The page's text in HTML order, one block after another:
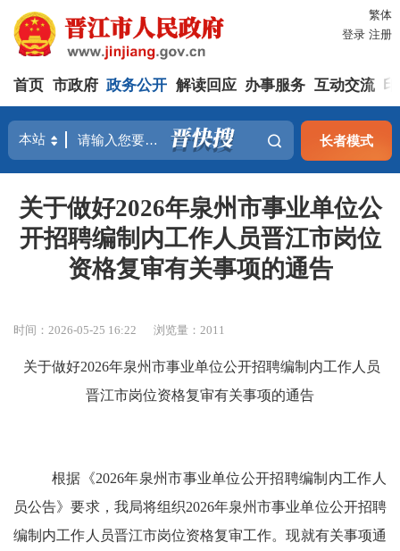
繁体
登录 注册
首页 市政府 政务公开 解读回应 办事服务 互动交流
长者模式
关于做好2026年泉州市事业单位公
开招聘编制内工作人员晋江市岗位
资格复审有关事项的通告
时间：2026-05-25 16:22 浏览量：2011
关于做好2026年泉州市事业单位公开招聘编制内工作人员
晋江市岗位资格复审有关事项的通告
根据《2026年泉州市事业单位公开招聘编制内工作人
员公告》要求， 我局将组织2026年泉州市事业单位公开招聘
编制内工作人员晋江市岗位资格复审工作。现就有关事项通